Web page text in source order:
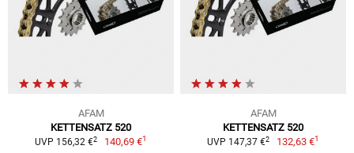
AFAM
KETTENSATZ 520
UVP 156,32 €2 140,69 €1
AFAM
KETTENSATZ 520
UVP 147,37 €2 132,63 €1